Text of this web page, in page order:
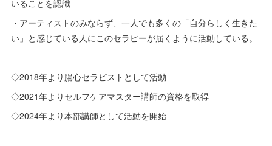
いることを認識
・アーティストのみならず、一人でも多くの「自分らしく生きた
い」と感じている人にこのセラピーが届くように活動している。
◇2018年より腸心セラピストとして活動
◇2021年よりセルフケアマスター講師の資格を取得
◇2024年より本部講師として活動を開始